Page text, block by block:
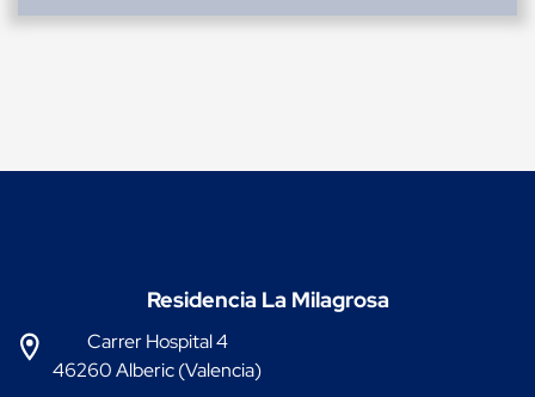
Residencia La Milagrosa
Carrer Hospital 4
46260 Alberic (Valencia)